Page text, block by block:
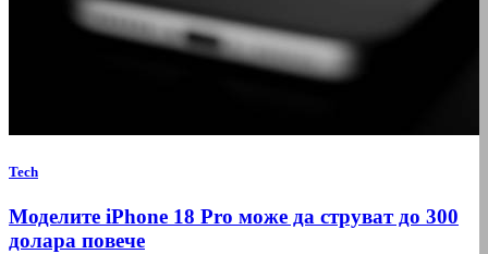
Tech
Моделите iPhone 18 Pro може да струват до 300
долара повече